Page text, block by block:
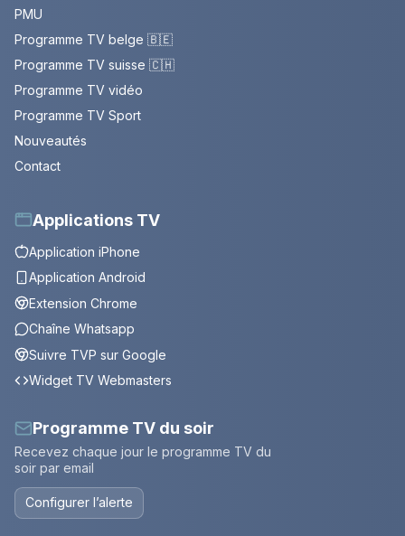
PMU
Programme TV belge 🇧🇪
Programme TV suisse 🇨🇭
Programme TV vidéo
Programme TV Sport
Nouveautés
Contact
Applications TV
Application iPhone
Application Android
Extension Chrome
Chaîne Whatsapp
Suivre TVP sur Google
Widget TV Webmasters
Programme TV du soir
Recevez chaque jour le programme TV du
soir par email
Configurer l’alerte